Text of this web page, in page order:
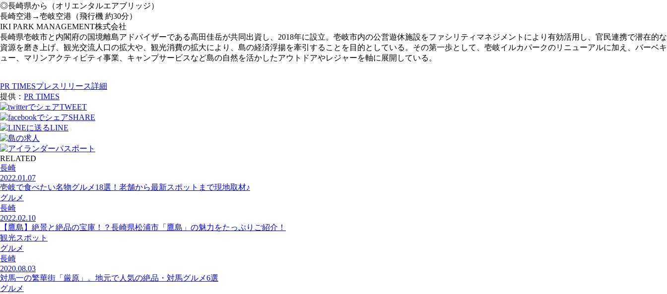
◎長崎県から（オリエンタルエアブリッジ）
長崎空港→壱岐空港（飛行機 約30分）
IKI PARK MANAGEMENT株式会社
長崎県壱岐市と内閣府の国境離島アドバイザーである高田佳岳が共同出資し、2018年に設立。壱岐市内の公営遊休施設をファシリティマネジメントにより有効活用し、官民連携で潜在的な
資源を磨き上げ、観光交流人口の拡大や、観光消費の拡大により、島の経済浮揚を牽引することを目的としている。その第一歩として、壱岐イルカパークのリニューアルに加え、バーベキ
ュー、マリンアクティビティ事業、キャンプサービスなど島の自然を活かしたアウトドアやレジャーを軸に展開している。
PR TIMESプレスリリース詳細
提供： PR TIMES
TWEET
SHARE
LINE
RELATED
長崎
2022.01.07
壱岐で食べたい名物グルメ18選！老舗から最新スポットまで現地取材♪
グルメ
長崎
2022.02.10
【鷹島】絶景と絶品の宝庫！？長崎県松浦市「鷹島」の魅力をたっぷりご紹介！
観光スポット
グルメ
長崎
2020.08.03
対馬一の繁華街「厳原」。地元で人気の絶品・対馬グルメ6選
グルメ